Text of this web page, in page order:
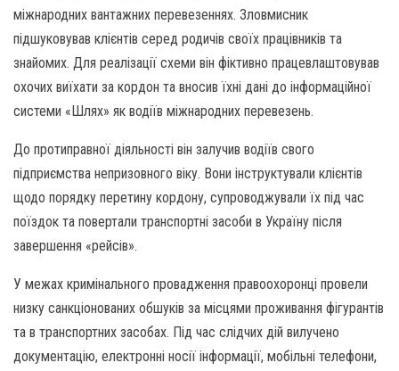
міжнародних вантажних перевезеннях. Зловмисник
підшуковував клієнтів серед родичів своїх працівників та
знайомих. Для реалізації схеми він фіктивно працевлаштовував
охочих виїхати за кордон та вносив їхні дані до інформаційної
системи «Шлях» як водіїв міжнародних перевезень.
До протиправної діяльності він залучив водіїв свого
підприємства непризовного віку. Вони інструктували клієнтів
щодо порядку перетину кордону, супроводжували їх під час
поїздок та повертали транспортні засоби в Україну після
завершення «рейсів».
У межах кримінального провадження правоохоронці провели
низку санкціонованих обшуків за місцями проживання фігурантів
та в транспортних засобах. Під час слідчих дій вилучено
документацію, електронні носії інформації, мобільні телефони,